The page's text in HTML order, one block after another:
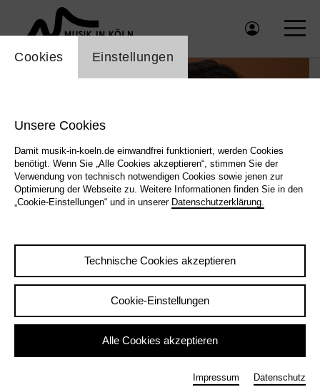
Einstellung Cookienbanner
Cookies Einstellungen
Unsere Cookies
Damit musik-in-koeln.de einwandfrei funktioniert, werden Cookies
benötigt. Wenn Sie „Alle Cookies akzeptieren“, stimmen Sie der
Verwendung von technisch notwendigen Cookies sowie jenen zur
Optimierung der Webseite zu. Weitere Informationen finden Sie in den
„Cookie-Einstellungen“ und in unserer Datenschutzerklärung.
Technische Cookies akzeptieren
Cookie-Einstellungen
Alle Cookies akzeptieren
Impressum Datenschutz
Nia Wyn © artist |
Zurück|Übersicht
Abgesagt: Nia Wyn